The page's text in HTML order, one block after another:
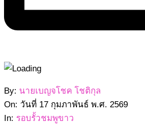
2569-
02-
17
By: นายเบญจโชค โชติกุล
On: วันที่ 17 กุมภาพันธ์ พ.ศ. 2569
In: รอบรั้วชมพูขาว